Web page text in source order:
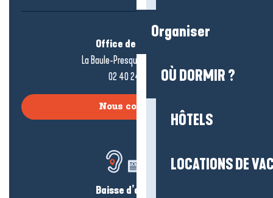
Organiser
OÙ DORMIR ?
HÔTELS
LOCATIONS DE
Office de tourisme
La Baule-Presqu’île de Guérande
02 40 24 34 44
Nous contacter
Baisse d’audition ?